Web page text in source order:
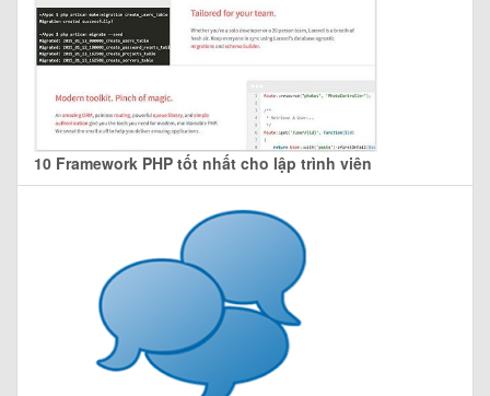
10 Framework PHP tốt nhất cho lập trình viên